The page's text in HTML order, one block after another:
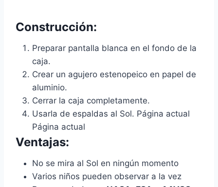
Construcción:
Preparar pantalla blanca en el fondo de la
caja.
Crear un agujero estenopeico en papel de
aluminio.
Cerrar la caja completamente.
Usarla de espaldas al Sol. Página actual
Página actual
Ventajas:
No se mira al Sol en ningún momento
Varios niños pueden observar a la vez